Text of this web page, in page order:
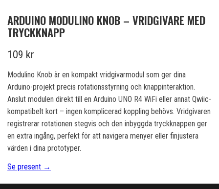
ARDUINO MODULINO KNOB – VRIDGIVARE MED
TRYCKKNAPP
109 kr
Modulino Knob är en kompakt vridgivarmodul som ger dina
Arduino-projekt precis rotationsstyrning och knappinteraktion.
Anslut modulen direkt till en Arduino UNO R4 WiFi eller annat Qwiic-
kompatibelt kort – ingen komplicerad koppling behövs. Vridgivaren
registrerar rotationen stegvis och den inbyggda tryckknappen ger
en extra ingång, perfekt för att navigera menyer eller finjustera
värden i dina prototyper.
Se present →